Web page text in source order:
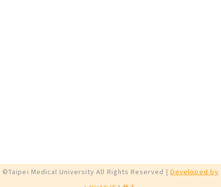
©Taipei Medical University All Rights Reserved |Developed by